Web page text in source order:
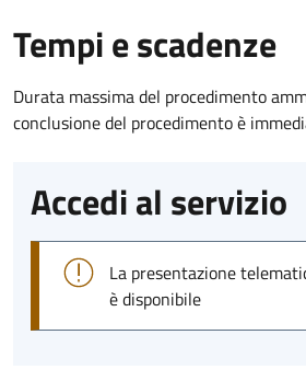
Tempi e scadenze
Durata massima del procedimento
conclusione del procedimento è
Accedi al servizio
La presentazione
è disponibile